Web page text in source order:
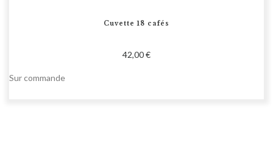
Cuvette 18 cafés
42,00 €
Sur commande